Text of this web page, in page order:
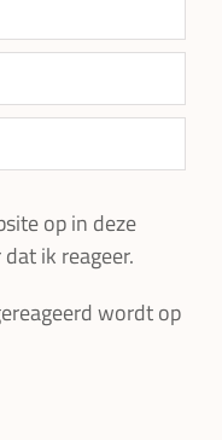
op in deze
ik reageer.
wordt op